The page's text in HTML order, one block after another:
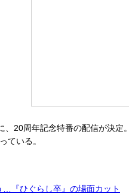
20周年記念特番の配信が決定
ている。
…『ひぐらし卒』の場面カット